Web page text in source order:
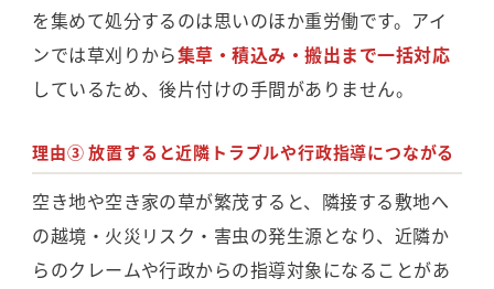
を集めて処分するのは思いのほか重労働です。アイ
ンでは草刈りから集草・積込み・搬出まで一括対応
しているため、後片付けの手間がありません。
理由③ 放置すると近隣トラブルや行政指導につながる
空き地や空き家の草が繁茂すると、隣接する敷地へ
の越境・火災リスク・害虫の発生源となり、近隣か
らのクレームや行政からの指導対象になることがあ